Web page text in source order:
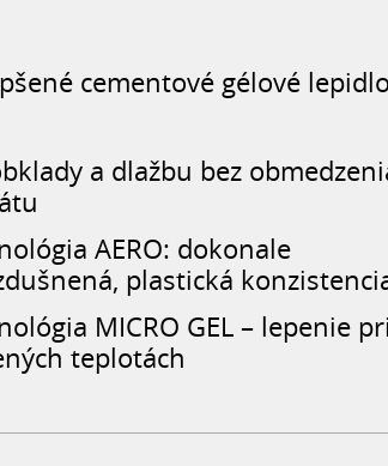
cementové gélové
a dlažbu bez
AERO: dokonale
plastická
MICRO GEL – lepenie pri
teplotách